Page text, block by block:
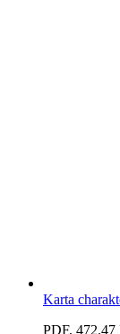
Karta
PDF,